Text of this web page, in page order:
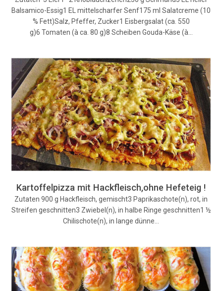
Balsamico-Essig1 EL mittelscharfer Senf175 ml Salatcreme (10
% Fett)Salz, Pfeffer, Zucker1 Eisbergsalat (ca. 550
g)6 Tomaten (à ca. 80 g)8 Scheiben Gouda-Käse (à…
Kartoffelpizza mit Hackfleisch,ohne Hefeteig !
Zutaten 900 g Hackfleisch, gemischt3 Paprikaschote(n), rot, in
Streifen geschnitten3 Zwiebel(n), in halbe Ringe geschnitten1 ½
Chilischote(n), in lange dünne…